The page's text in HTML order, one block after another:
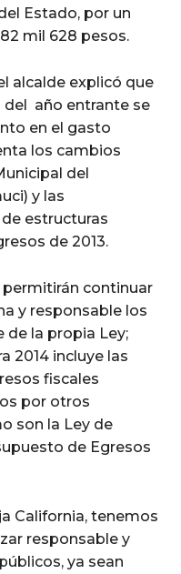
Estado, por un
mil 628 pesos.
alcalde explicó que
del año entrante se
en el gasto
los cambios
del
y las
estructuras
de 2013.
continuar
y responsable los
la propia Ley;
2014 incluye las
fiscales
por otros
son la Ley de
de Egresos
California, tenemos
responsable y
ya sean